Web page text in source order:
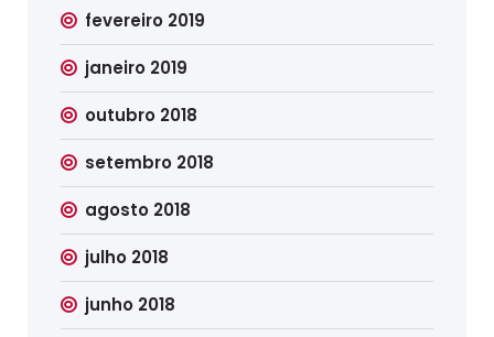
fevereiro 2019
janeiro 2019
outubro 2018
setembro 2018
agosto 2018
julho 2018
junho 2018